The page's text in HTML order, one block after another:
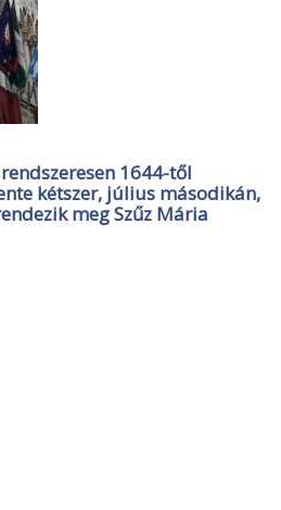
1644-től
kétszer, július másodikán,
meg Szűz Mária